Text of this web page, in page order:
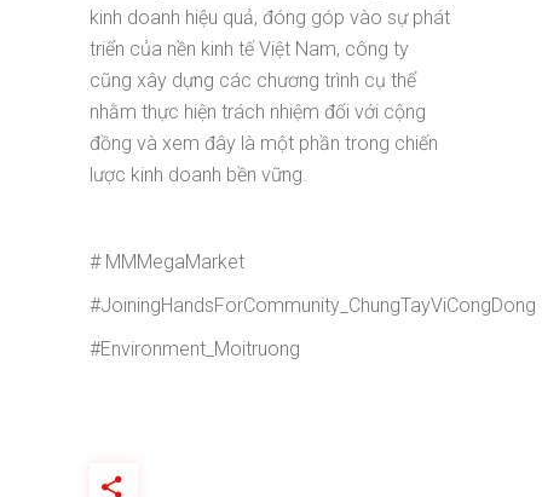
kinh doanh hiệu quả, đóng góp vào sự phát
triển của nền kinh tế Việt Nam, công ty
cũng xây dựng các chương trình cụ thể
nhằm thực hiện trách nhiệm đối với cộng
đồng và xem đây là một phần trong chiến
lược kinh doanh bền vững.
# MMMegaMarket
#JoiningHandsForCommunity_ChungTayViCongDong
#Environment_Moitruong